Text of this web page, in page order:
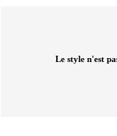
Le style n'est